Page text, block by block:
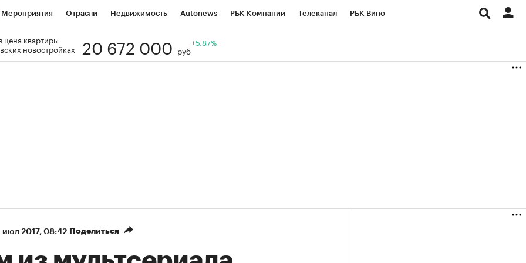
Мероприятия Отрасли Недвижимость Autonews РБК Компании Телеканал РБК Вино
Визионеры
цена квартиры
новостройках
20 672 000 руб
+5.87%
июл 2017, 08:42 Поделиться